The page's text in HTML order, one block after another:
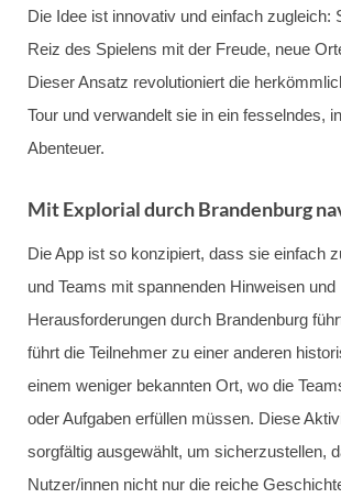
Die Idee ist innovativ und einfach zugleich:
Reiz des Spielens mit der Freude, neue
Dieser Ansatz revolutioniert die
Tour und verwandelt sie in ein fesselndes,
Abenteuer.
Mit Explorial durch Brandenburg
Die App ist so konzipiert, dass sie einfach
und Teams mit spannenden Hinweisen und
Herausforderungen durch Brandenburg
führt die Teilnehmer zu einer anderen
einem weniger bekannten Ort, wo die
oder Aufgaben erfüllen müssen. Diese
sorgfältig ausgewählt, um sicherzustellen,
Nutzer/innen nicht nur die reiche